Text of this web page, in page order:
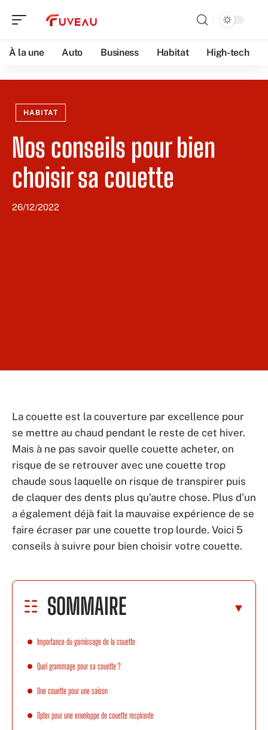
À la une Auto Business Habitat High-tech
HABITAT
Nos conseils pour bien
choisir sa couette
26/12/2022
La couette est la couverture par excellence pour
se mettre au chaud pendant le reste de cet hiver.
Mais à ne pas savoir quelle couette acheter, on
risque de se retrouver avec une couette trop
chaude sous laquelle on risque de transpirer puis
de claquer des dents plus qu’autre chose. Plus d’un
a également déjà fait la mauvaise expérience de se
faire écraser par une couette trop lourde. Voici 5
conseils à suivre pour bien choisir votre couette.
SOMMAIRE
Importance du garnissage de la couette
Quel grammage pour sa couette ?
Une couette pour une saison
Opter pour une enveloppe de couette respirante